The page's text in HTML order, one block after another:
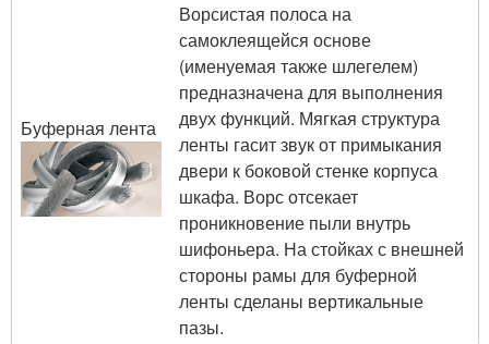
Буферная лента
Ворсистая полоса на
самоклеящейся основе
(именуемая также шлегелем)
предназначена для выполнения
двух функций. Мягкая структура
ленты гасит звук от примыкания
двери к боковой стенке корпуса
шкафа. Ворс отсекает
проникновение пыли внутрь
шифоньера. На стойках с внешней
стороны рамы для буферной
ленты сделаны вертикальные
пазы.